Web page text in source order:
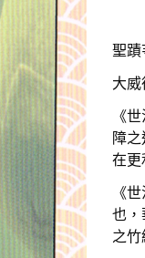
聖
大
《
障
在更
《
也
之